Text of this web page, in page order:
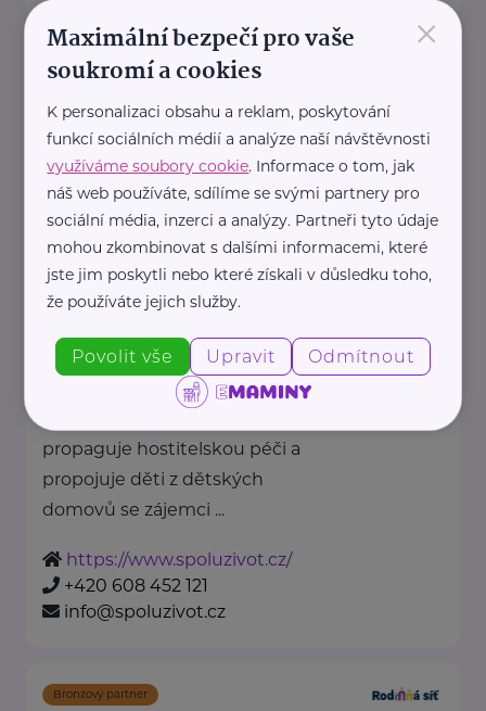
Jsme jediná česká organizace pro
adoptivní rodiny.
Tvoříme komunitu adoptivních
rodičů, která sdílí radosti, ...
https://laskyplnanaruc.cz/
+420 724 943 794
info@laskyplnanaruc.cz
Nadační fond SPOLUŽIVOT
Sezimova 3 Praha 4
propaguje hostitelskou péči a
propojuje děti z dětských
domovů se zájemci ...
https://www.spoluzivot.cz/
+420 608 452 121
info@spoluzivot.cz
Bronzový partner
×
Maximální bezpečí pro vaše
soukromí a cookies
K personalizaci obsahu a reklam, poskytování
funkcí sociálních médií a analýze naší návštěvnosti
využíváme soubory cookie. Informace o tom, jak
náš web používáte, sdílíme se svými partnery pro
sociální média, inzerci a analýzy. Partneři tyto údaje
mohou zkombinovat s dalšími informacemi, které
jste jim poskytli nebo které získali v důsledku toho,
že používáte jejich služby.
Povolit vše Upravit Odmítnout